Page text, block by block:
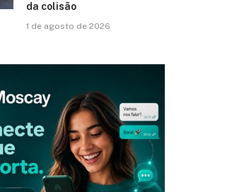
da colisão
1 de agosto de 2026